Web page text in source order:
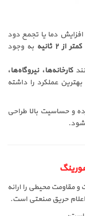
افزایش دما یا تجمع دود
از ۲ ثانیه
به وجود
کارخانه‌ها، نیروگاه‌ها،
بهترین عملکرد را داشته
و حساسیت بالا طراحی
مقاومت محیطی را ارائه
حریق صنعتی است.